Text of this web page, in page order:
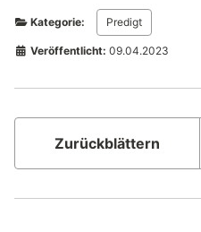
Kategorie: Predigt
Veröffentlicht: 09.04.2023
Zurückblättern